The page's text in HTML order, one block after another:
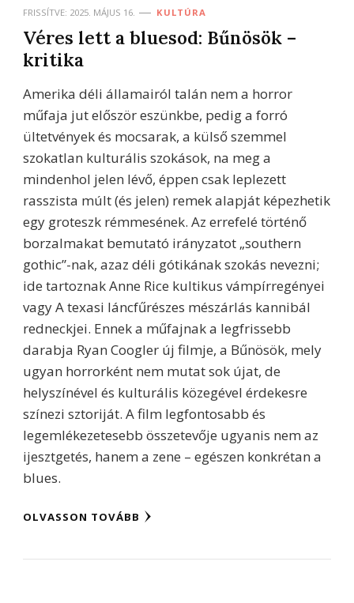
FRISSÍTVE: 2025. MÁJUS 16. KULTÚRA
Véres lett a bluesod: Bűnösök –
kritika
Amerika déli államairól talán nem a horror
műfaja jut először eszünkbe, pedig a forró
ültetvények és mocsarak, a külső szemmel
szokatlan kulturális szokások, na meg a
mindenhol jelen lévő, éppen csak leplezett
rasszista múlt (és jelen) remek alapját képezhetik
egy groteszk rémmesének. Az errefelé történő
borzalmakat bemutató irányzatot „southern
gothic”-nak, azaz déli gótikának szokás nevezni;
ide tartoznak Anne Rice kultikus vámpírregényei
vagy A texasi láncfűrészes mészárlás kannibál
redneckjei. Ennek a műfajnak a legfrissebb
darabja Ryan Coogler új filmje, a Bűnösök, mely
ugyan horrorként nem mutat sok újat, de
helyszínével és kulturális közegével érdekesre
színezi sztoriját. A film legfontosabb és
legemlékezetesebb összetevője ugyanis nem az
ijesztgetés, hanem a zene – egészen konkrétan a
blues.
OLVASSON TOVÁBB